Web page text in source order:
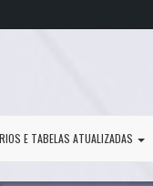
E TABELAS ATUALIZADAS